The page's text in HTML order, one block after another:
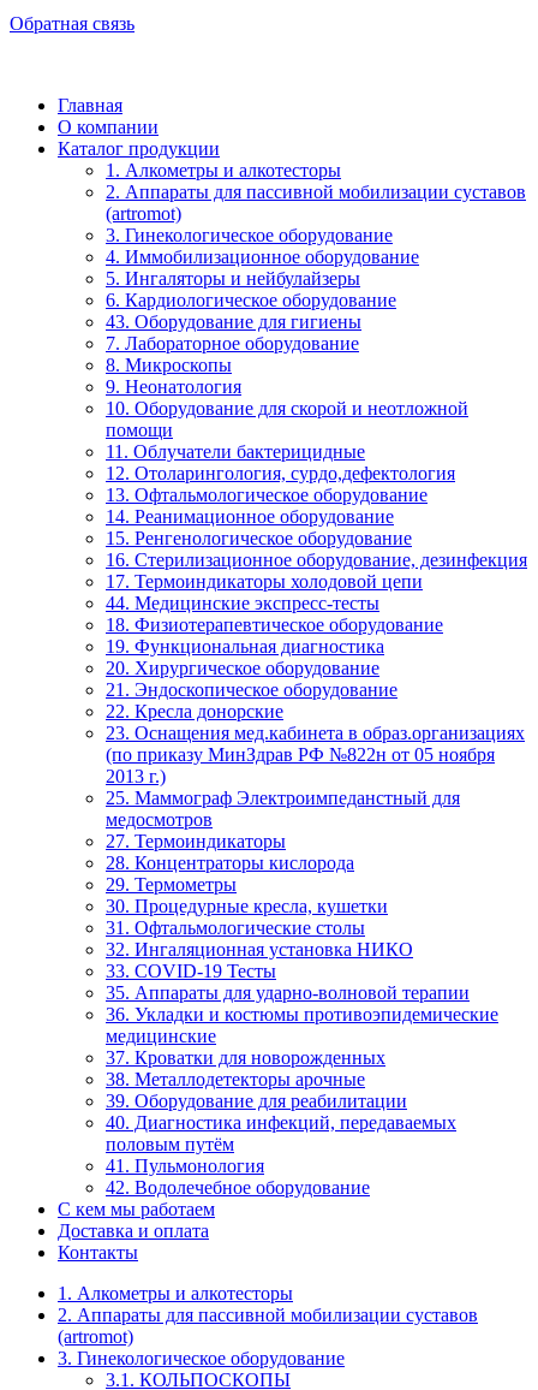
Обратная связь
Главная
О компании
Каталог продукции
1. Алкометры и алкотесторы
2. Аппараты для пассивной мобилизации суставов
(artromot)
3. Гинекологическое оборудование
4. Иммобилизационное оборудование
5. Ингаляторы и нейбулайзеры
6. Кардиологическое оборудование
43. Оборудование для гигиены
7. Лабораторное оборудование
8. Микроскопы
9. Неонатология
10. Оборудование для скорой и неотложной
помощи
11. Облучатели бактерицидные
12. Отоларингология, сурдо,дефектология
13. Офтальмологическое оборудование
14. Реанимационное оборудование
15. Ренгенологическое оборудование
16. Стерилизационное оборудование, дезинфекция
17. Термоиндикаторы холодовой цепи
44. Медицинские экспресс-тесты
18. Физиотерапевтическое оборудование
19. Функциональная диагностика
20. Хирургическое оборудование
21. Эндоскопическое оборудование
22. Кресла донорские
23. Оснащения мед.кабинета в образ.организациях
(по приказу МинЗдрав РФ №822н от 05 ноября
2013 г.)
25. Маммограф Электроимпеданстный для
медосмотров
27. Термоиндикаторы
28. Концентраторы кислорода
29. Термометры
30. Процедурные кресла, кушетки
31. Офтальмологические столы
32. Ингаляционная установка НИКО
33. COVID-19 Тесты
35. Аппараты для ударно-волновой терапии
36. Укладки и костюмы противоэпидемические
медицинские
37. Кроватки для новорожденных
38. Металлодетекторы арочные
39. Оборудование для реабилитации
40. Диагностика инфекций, передаваемых
половым путём
41. Пульмонология
42. Водолечебное оборудование
С кем мы работаем
Доставка и оплата
Контакты
1. Алкометры и алкотесторы
2. Аппараты для пассивной мобилизации суставов
(artromot)
3. Гинекологическое оборудование
3.1. КОЛЬПОСКОПЫ